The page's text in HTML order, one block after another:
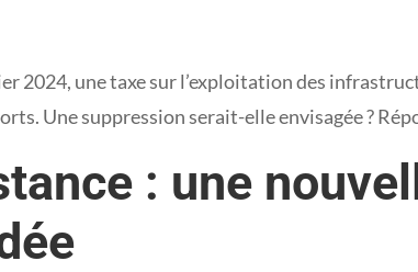
2024, une taxe sur l’exploitation des
Une suppression serait-elle envisagée ?
: une